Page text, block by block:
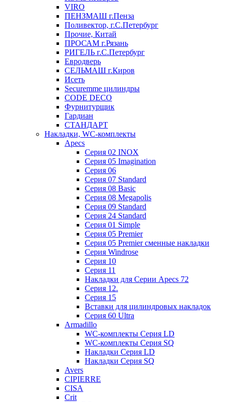
VIRO
ПЕНЗМАШ г.Пенза
Поливектор, г.С.Петербург
Прочие, Китай
ПРОСАМ г.Рязань
РИГЕЛЬ г.С.Петербург
Евродверь
СЕЛЬМАШ г.Киров
Исеть
Securemme цилиндры
CODE DECO
Фурнитурщик
Гардиан
СТАНДАРТ
Накладки, WC-комплекты
Apecs
Cерия 02 INOX
Cерия 05 Imagination
Cерия 06
Cерия 07 Standard
Cерия 08 Basic
Cерия 08 Megapolis
Cерия 09 Standard
Cерия 24 Standard
Серия 01 Simple
Серия 05 Premier
Серия 05 Premier сменные накладки
Cерия Windrose
Серия 10
Серия 11
Накладки для Серии Apecs 72
Серия 12.
Серия 15
Вставки для цилиндровых накладок
Серия 60 Ultra
Armadillo
WC-комплекты Серия LD
WC-комплекты Серия SQ
Накладки Серия LD
Накладки Серия SQ
Avers
CIPIERRE
CISA
Crit